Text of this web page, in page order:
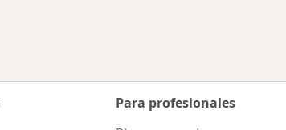
Para profesionales